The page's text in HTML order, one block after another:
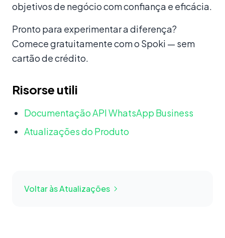
objetivos de negócio com confiança e eficácia.
Pronto para experimentar a diferença?
Comece gratuitamente com o Spoki — sem
cartão de crédito.
Risorse utili
Documentação API WhatsApp Business
Atualizações do Produto
Voltar às Atualizações